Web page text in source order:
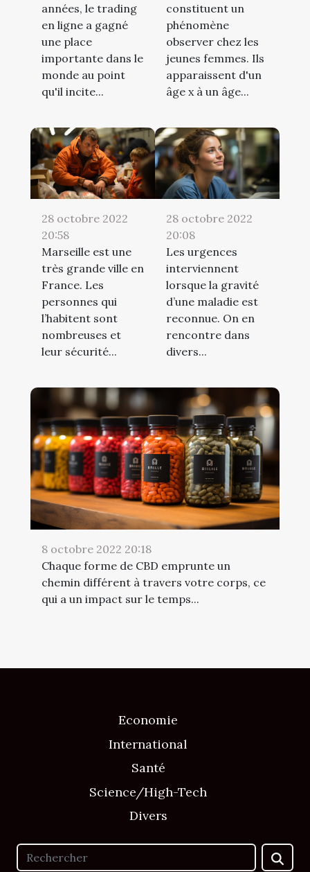
années, le trading
en ligne a gagné
une place
importante dans le
monde au point
qu'il incite...
constituent un
phénomène
observer chez les
jeunes femmes. Ils
apparaissent d'un
âge x à un âge...
28 octobre 2022
20:58
Marseille est une
très grande ville en
France. Les
personnes qui
l’habitent sont
nombreuses et
leur sécurité...
28 octobre 2022
20:08
Les urgences
interviennent
lorsque la gravité
d’une maladie est
reconnue. On en
rencontre dans
divers...
8 octobre 2022 20:18
Chaque forme de CBD emprunte un
chemin différent à travers votre corps, ce
qui a un impact sur le temps...
Economie
International
Santé
Science/High-Tech
Divers